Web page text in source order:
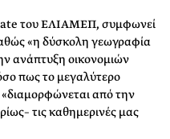
του ΕΛΙΑΜΕΠ, συμφωνεί
«η δύσκολη γεωγραφία
ανάπτυξη οικονομιών
πως το μεγαλύτερο
από την
τις καθημερινές μας